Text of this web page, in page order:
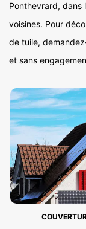
Ponthevrard, dans
voisines. Pour
de tuile,
et sans